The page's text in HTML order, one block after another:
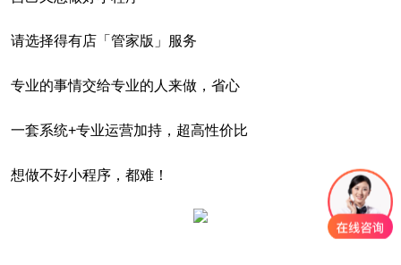
请选择得有店「管家版」服务
专业的事情交给专业的人来做，省心
一套系统+专业运营加持，超高性价比
想做不好小程序，都难！